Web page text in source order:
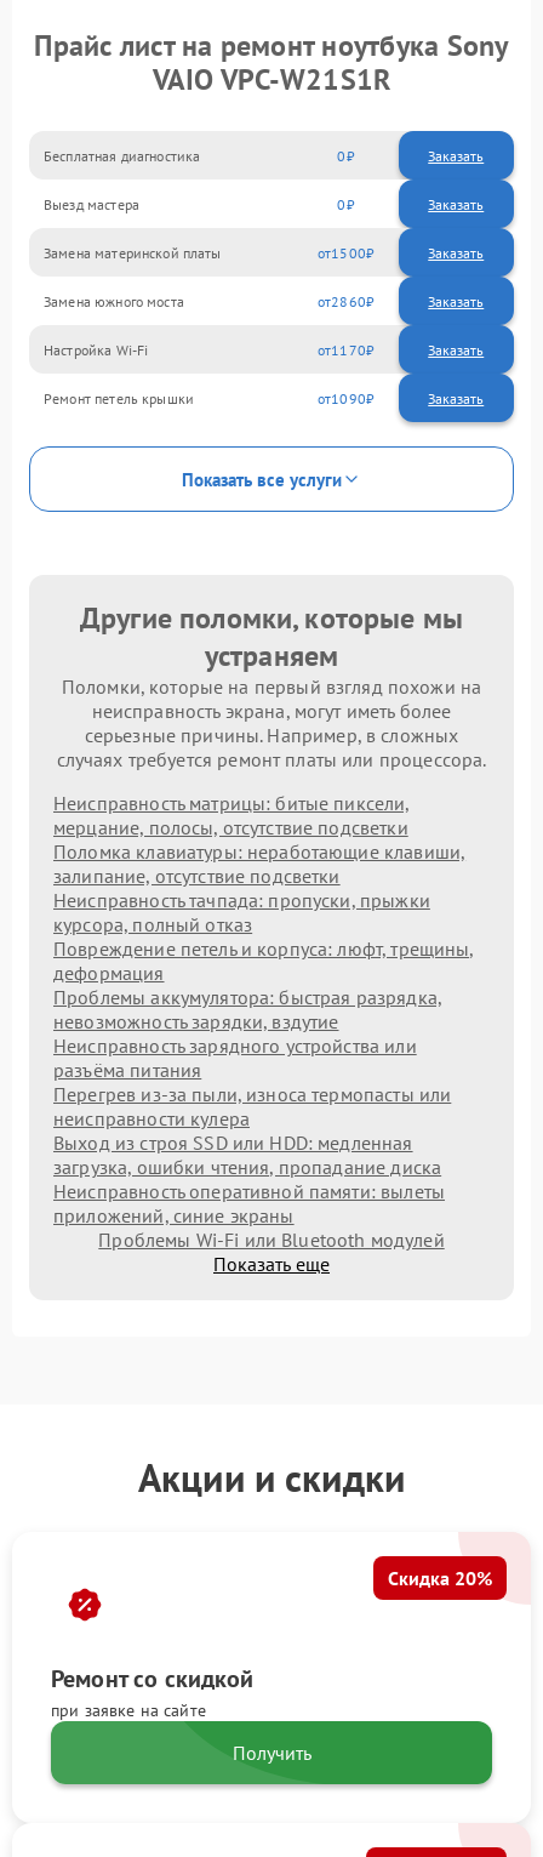
Прайс лист на ремонт ноутбука Sony
VAIO VPC-W21S1R
Бесплатная диагностика 0 Заказать
Выезд мастера 0 Заказать
Замена материнской платы 1500
Замена южного моста 2860
Настройка Wi-Fi 1170
Ремонт петель крышки 1090
Показать все услуги
Другие поломки, которые мы
устраняем
Поломки, которые на первый взгляд похожи на
неисправность экрана, могут иметь более
серьезные причины. Например, в сложных
случаях требуется ремонт платы или процессора.
Неисправность матрицы: битые пиксели,
мерцание, полосы, отсутствие подсветки
Поломка клавиатуры: неработающие клавиши,
залипание, отсутствие подсветки
Неисправность тачпада: пропуски, прыжки
курсора, полный отказ
Повреждение петель и корпуса: люфт, трещины,
деформация
Проблемы аккумулятора: быстрая разрядка,
невозможность зарядки, вздутие
Неисправность зарядного устройства или
разъёма питания
Перегрев из‑за пыли, износа термопасты или
неисправности кулера
Выход из строя SSD или HDD: медленная
загрузка, ошибки чтения, пропадание диска
Неисправность оперативной памяти: вылеты
приложений, синие экраны
Проблемы Wi‑Fi или Bluetooth модулей
Показать еще
Акции и скидки
Ремонт со скидкой
при заявке на сайте
Скидка 20%
Получить